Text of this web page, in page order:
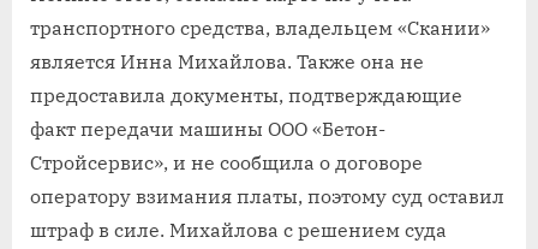
транспортного средства, владельцем «Скании»
является Инна Михайлова. Также она не
предоставила документы, подтверждающие
факт передачи машины ООО «Бетон-
Стройсервис», и не сообщила о договоре
оператору взимания платы, поэтому суд оставил
штраф в силе. Михайлова с решением суда